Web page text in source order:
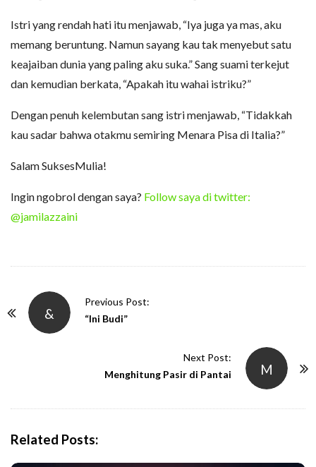
Istri yang rendah hati itu menjawab, “Iya juga ya mas, aku
memang beruntung. Namun sayang kau tak menyebut satu
keajaiban dunia yang paling aku suka.” Sang suami terkejut
dan kemudian berkata, “Apakah itu wahai istriku?”
Dengan penuh kelembutan sang istri menjawab, “Tidakkah
kau sadar bahwa otakmu semiring Menara Pisa di Italia?”
Salam SuksesMulia!
Ingin ngobrol dengan saya? Follow saya di twitter:
@jamilazzaini
&
Previous Post:
“Ini Budi”
M
Next Post:
Menghitung Pasir di Pantai
Related Posts: